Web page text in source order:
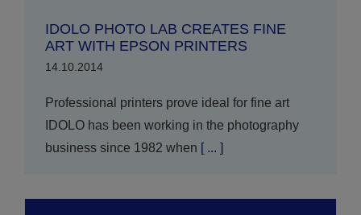
IDOLO PHOTO LAB CREATES FINE
ART WITH EPSON PRINTERS
14.10.2014
Professional printers prove ideal for fine art
IDOLO has been working in the photography
business since 1982 when [ ... ]